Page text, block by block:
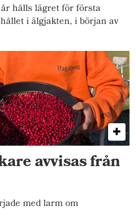
hålls lägret för första
i älgjakten, i början av
avvisas från
med larm om